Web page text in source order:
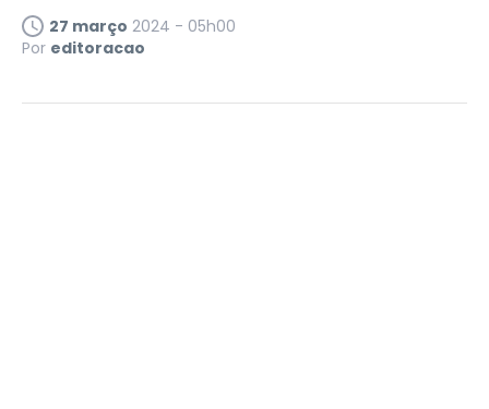
27 março 2024 - 05h00
Por editoracao